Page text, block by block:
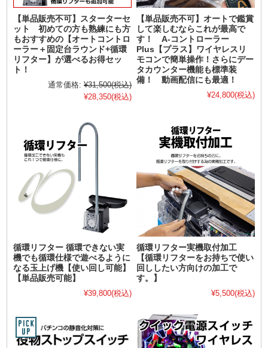
【単品販売不可】スターターセ
ット 初めての方も熟練にも方
もおすすめの【オートコントロ
ーラー＋固定台ラウンド+循環
リフター】が選べるお得セッ
ト！
通常価格: ¥31,500(税込)
¥28,350(税込)
【単品販売不可】オートで鑑賞
して楽しむならこれが最高で
す！ A-コントローラー
Plus【プラス】ワイヤレスリ
モコンで簡単操作！さらにデー
タカウンター機能も標準装
備！ 動画配信にも最適！
¥24,800(税込)
循環リフター 循環できない実
機でも循環仕様で遊べるように
なる玉上げ機【使い回し可能】
【単品販売可能】
¥39,800(税込)
循環リフター実機取付加工
【循環リフターをお持ちで使い
回ししたい方向けの加工で
す。】
¥5,500(税込)